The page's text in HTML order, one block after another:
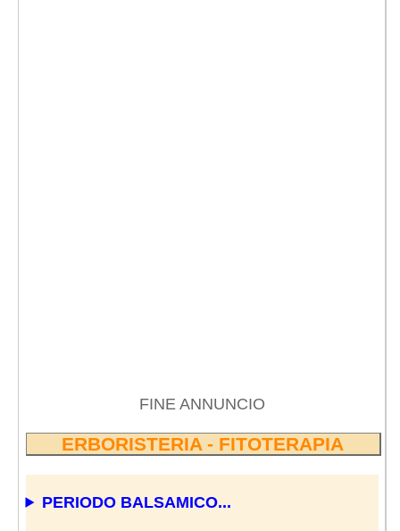
FINE ANNUNCIO
ERBORISTERIA - FITOTERAPIA
PERIODO BALSAMICO...